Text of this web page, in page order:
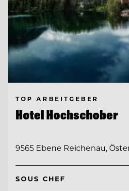
TOP ARBEITGEBER
Hotel Hochschober
9565 Ebene Reichenau,
SOUS CHEF